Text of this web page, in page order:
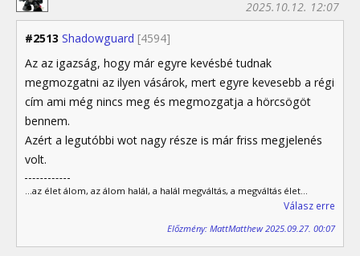
#2513 Shadowguard [4594]
2025.10.12. 12:07
Az az igazság, hogy már egyre kevésbé tudnak
megmozgatni az ilyen vásárok, mert egyre kevesebb a régi
cím ami még nincs meg és megmozgatja a hörcsögöt
bennem.
Azért a legutóbbi wot nagy része is már friss megjelenés
volt.
...az élet álom, az álom halál, a halál megváltás, a megváltás élet...
Válasz erre
Előzmény: MattMatthew 2025.09.27. 00:07